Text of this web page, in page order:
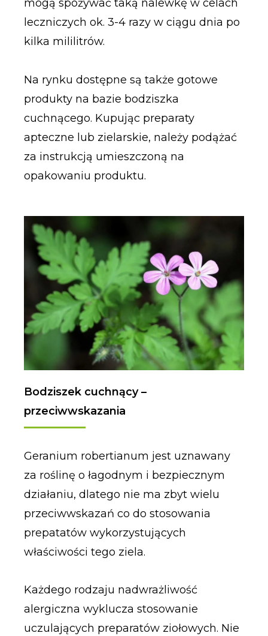
mogą spożywać taką nalewkę w celach
leczniczych ok. 3-4 razy w ciągu dnia po
kilka mililitrów.
Na rynku dostępne są także gotowe
produkty na bazie bodziszka
cuchnącego. Kupując preparaty
apteczne lub zielarskie, należy podążać
za instrukcją umieszczoną na
opakowaniu produktu.
Bodziszek cuchnący –
przeciwwskazania
Geranium robertianum jest uznawany
za roślinę o łagodnym i bezpiecznym
działaniu, dlatego nie ma zbyt wielu
przeciwwskazań co do stosowania
prepatatów wykorzystujących
właściwości tego ziela.
Każdego rodzaju nadwrażliwość
alergiczna wyklucza stosowanie
uczulających preparatów ziołowych. Nie